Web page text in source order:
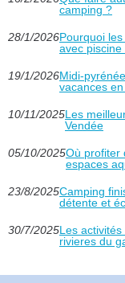
camping ?
28/1/2026Pourquoi
avec
19/1/2026Midi-
vacances
10/11/2025Les
Vendée
05/10/2025Où profiter
espaces
23/8/2025Camping
détente et
30/7/2025Les
rivieres du